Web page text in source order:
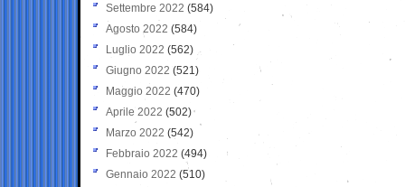
Settembre 2022 (584)
Agosto 2022 (584)
Luglio 2022 (562)
Giugno 2022 (521)
Maggio 2022 (470)
Aprile 2022 (502)
Marzo 2022 (542)
Febbraio 2022 (494)
Gennaio 2022 (510)